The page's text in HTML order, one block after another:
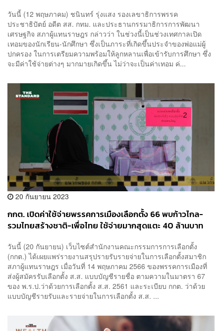
วันนี้ (12 พฤษภาคม) ชนินทร์ รุ่งแสง รองเลขาธิการพรรค
ประชาธิปัตย์ อดีต สส. กทม. และประธานกรรมาธิการการพัฒนา
เศรษฐกิจ สภาผู้แทนราษฎร กล่าวว่า ในช่วงนี้เป็นช่วงเทศกาลเปิด
เทอมของนักเรียน-นักศึกษา ซึ่งเป็นภาระที่เกิดขึ้นประจำของพ่อแม่ผู้
ปกครอง ในการเตรียมความพร้อมให้ลูกหลานเพื่อเข้ารับการศึกษา ซึ่ง
จะมีค่าใช้จ่ายต่างๆ มากมายเกิดขึ้น ไม่ว่าจะเป็นค่าเทอม ค่...
20 กันยายน 2023
กกต. เปิดค่าใช้จ่ายพรรคการเมืองเลือกตั้ง 66 พบก้าวไกล-
รวมไทยสร้างชาติ-เพื่อไทย ใช้จ่ายมากสุดแตะ 40 ล้านบาท
วันนี้ (20 กันยายน) เว็บไซต์สำนักงานคณะกรรมการการเลือกตั้ง
(กกต.) ได้เผยแพร่รายงานสรุปรายรับรายจ่ายในการเลือกตั้งสมาชิก
สภาผู้แทนราษฎร เมื่อวันที่ 14 พฤษภาคม 2566 ของพรรคการเมืองที่
ส่งผู้สมัครรับเลือกตั้ง ส.ส. แบบบัญชีรายชื่อ ตามความในมาตรา 67
ของ พ.ร.ป.ว่าด้วยการเลือกตั้ง ส.ส. 2561 และระเบียบ กกต. ว่าด้วย
แบบบัญชีรายรับและรายจ่ายในการเลือกตั้ง ส.ส. ...